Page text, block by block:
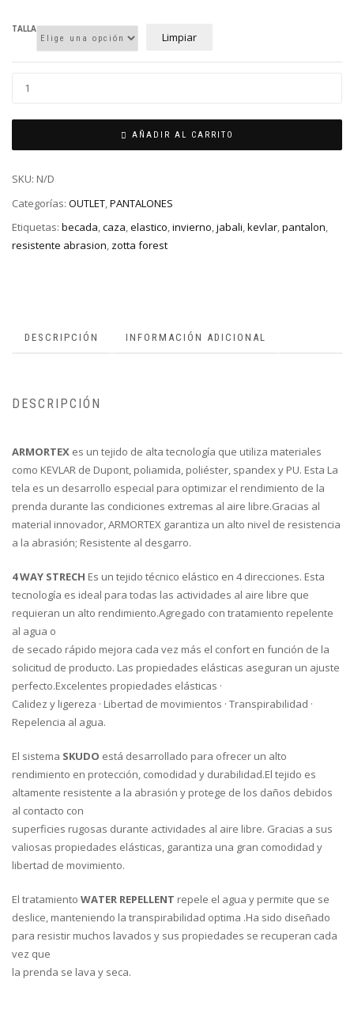
TALLA
Limpiar
AÑADIR AL CARRITO
SKU: N/D
Categorías: OUTLET PANTALONES
Etiquetas: becada,caza,elastico,invierno,jabali,kevlar,pantalon,
resistente abrasion, zotta forest
DESCRIPCIÓN INFORMACIÓN ADICIONAL
DESCRIPCIÓN
ARMORTEX es un tejido de alta tecnología que utiliza materiales
como KEVLAR de Dupont, poliamida, poliéster, spandex y PU. Esta La
tela es un desarrollo especial para optimizar el rendimiento de la
prenda durante las condiciones extremas al aire libre.Gracias al
material innovador, ARMORTEX garantiza un alto nivel de resistencia
a la abrasión; Resistente al desgarro.
4 WAY STRECH Es un tejido técnico elástico en 4 direcciones. Esta
tecnología es ideal para todas las actividades al aire libre que
requieran un alto rendimiento.Agregado con tratamiento repelente
al agua o
de secado rápido mejora cada vez más el confort en función de la
solicitud de producto. Las propiedades elásticas aseguran un ajuste
perfecto.Excelentes propiedades elásticas ·
Calidez y ligereza · Libertad de movimientos · Transpirabilidad ·
Repelencia al agua.
El sistema SKUDO está desarrollado para ofrecer un alto
rendimiento en protección, comodidad y durabilidad.El tejido es
altamente resistente a la abrasión y protege de los daños debidos
al contacto con
superficies rugosas durante actividades al aire libre. Gracias a sus
valiosas propiedades elásticas, garantiza una gran comodidad y
libertad de movimiento.
El tratamiento WATER REPELLENT repele el agua y permite que se
deslice, manteniendo la transpirabilidad optima .Ha sido diseñado
para resistir muchos lavados y sus propiedades se recuperan cada
vez que
la prenda se lava y seca.